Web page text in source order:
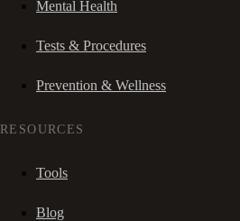
Mental Health
Tests & Procedures
Prevention & Wellness
RESOURCES
Tools
Blog